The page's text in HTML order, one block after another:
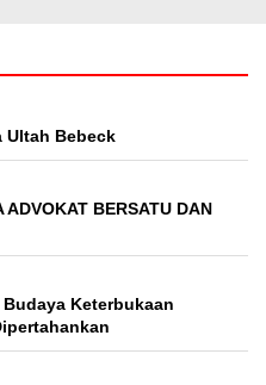
Ultah Bebeck
ADVOKAT BERSATU DAN
Budaya Keterbukaan